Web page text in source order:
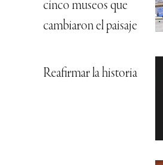
cinco museos que
cambiaron el paisaje
Reafirmar la historia